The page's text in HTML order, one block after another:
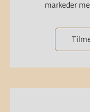
markeder